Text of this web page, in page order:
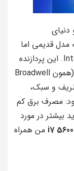
مدل قدیمی اما
خیلی کار راه‌انداز بندازیم: Intel Core i7-5600U. این پردازنده
که مال نسل پنجم پردازنده‌های Core اینتل (همون Broadwell
و سبک،
مصرف برق کم
بیشتر در مورد
من همراه